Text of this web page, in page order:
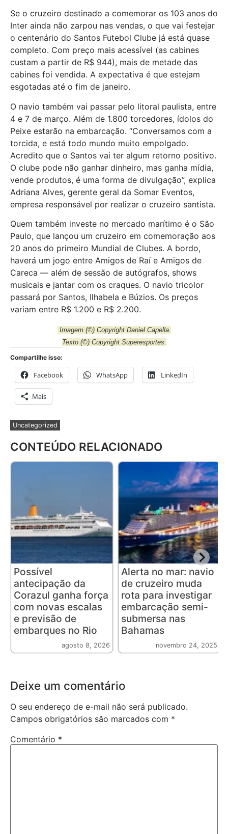
Se o cruzeiro destinado a comemorar os 103 anos do
Inter ainda não zarpou nas vendas, o que vai festejar
o centenário do Santos Futebol Clube já está quase
completo. Com preço mais acessível (as cabines
custam a partir de R$ 944), mais de metade das
cabines foi vendida. A expectativa é que estejam
esgotadas até o fim de janeiro.
O navio também vai passar pelo litoral paulista, entre
4 e 7 de março. Além de 1.800 torcedores, ídolos do
Peixe estarão na embarcação. “Conversamos com a
torcida, e está todo mundo muito empolgado.
Acredito que o Santos vai ter algum retorno positivo.
O clube pode não ganhar dinheiro, mas ganha mídia,
vende produtos, é uma forma de divulgação”, explica
Adriana Alves, gerente geral da Somar Eventos,
empresa responsável por realizar o cruzeiro santista.
Quem também investe no mercado marítimo é o São
Paulo, que lançou um cruzeiro em comemoração aos
20 anos do primeiro Mundial de Clubes. A bordo,
haverá um jogo entre Amigos de Raí e Amigos de
Careca — além de sessão de autógrafos, shows
musicais e jantar com os craques. O navio tricolor
passará por Santos, Ilhabela e Búzios. Os preços
variam entre R$ 1.200 e R$ 2.200.
Imagem (©) Copyright Daniel Capella.
Texto (©) Copyright Superesportes.
Compartilhe isso:
Facebook WhatsApp LinkedIn
Mais
Uncategorized
CONTEÚDO RELACIONADO
Possível
antecipação da
Corazul ganha força
com novas escalas
e previsão de
embarques no Rio
agosto 8, 2026
Alerta no mar: navio
de cruzeiro muda
rota para investigar
embarcação semi-
submersa nas
Bahamas
novembro 24, 2025
Deixe um comentário
O seu endereço de e-mail não será publicado.
Campos obrigatórios são marcados com *
Comentário *